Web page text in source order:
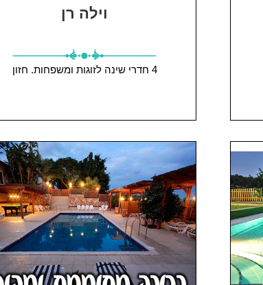
וילה רן
4 חדרי שינה לזוגות ומשפחות. חזון